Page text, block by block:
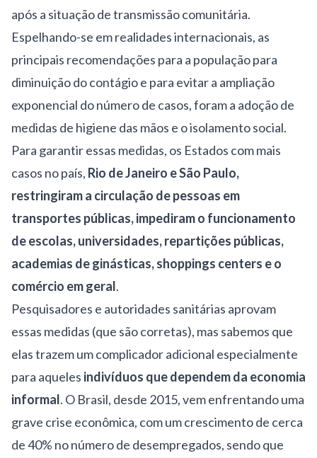
após a situação de transmissão comunitária.
Espelhando-se em realidades internacionais, as
principais recomendações para a população para
diminuição do contágio e para evitar a ampliação
exponencial do número de casos, foram a adoção de
medidas de higiene das mãos e o isolamento social.
Para garantir essas medidas, os Estados com mais
casos no país, Rio de Janeiro e São Paulo,
restringiram a circulação de pessoas em
transportes públicas, impediram o funcionamento
de escolas, universidades, repartições públicas,
academias de ginásticas, shoppings centers e o
comércio em geral.
Pesquisadores e autoridades sanitárias aprovam
essas medidas (que são corretas), mas sabemos que
elas trazem um complicador adicional especialmente
para aqueles indivíduos que dependem da economia
informal. O Brasil, desde 2015, vem enfrentando uma
grave crise econômica, com um crescimento de cerca
de 40% no número de desempregados, sendo que